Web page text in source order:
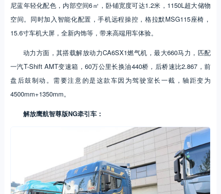
尼蓝年轻化配色，内部空间6㎡，卧铺宽度可达1.2米，1150L超大储物
空间。同时加入智能化配置，手机远程操控，格拉默MSG115座椅，
15.6寸车机大屏，全新内饰等，带来高端用车体验。
动力方面，其搭载解放动力CA6SX1燃气机，最大660马力，匹配
一汽T-Shift AMT变速箱，60万公里长换油440桥，后桥速比2.867，前
盘后鼓制动。需要注意的是这款车因为驾驶室长一截，轴距变为
4500mm+1350mm。
解放鹰航智尊版NG牵引车：